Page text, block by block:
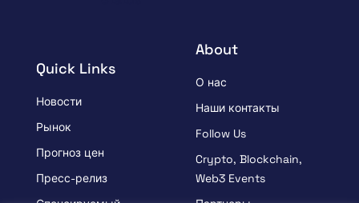
Quick Links
Новости
Рынок
Прогноз цен
Пресс-релиз
About
О нас
Наши контакты
Follow Us
Crypto, Blockchain,
Web3 Events